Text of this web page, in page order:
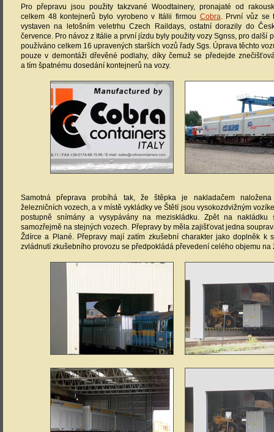
Pro přepravu jsou použity takzvané Woodtainery, pronajaté od
celkem 48 kontejnerů bylo vyrobeno v Itálii firmou Cobra. První vůz se
vystaven na letošním veletrhu Czech Raildays, ostatní dorazily do
července. Pro návoz z Itálie a první jízdu byly použity vozy Sgnss, pro další
používáno celkem 16 upravených starších vozů řady Sgs. Úprava těchto
pouze v demontáži dřevěné podlahy, díky čemuž se předejde
a tím špatnému dosedání kontejnerů na vozy.
Samotná přeprava probíhá tak, že štěpka je nakladačem
železničních vozech, a v místě vykládky ve Štětí jsou vysokozdvižným
postupně snímány a vysypávány na meziskládku. Zpět na nakládku
samozřejmě na stejných vozech. Přepravy by měla zajišťovat jedna
Ždírce a Plané. Přepravy mají zatím zkušební charakter jako doplněk k
zvládnutí zkušebního provozu se předpokládá převedení celého objemu na